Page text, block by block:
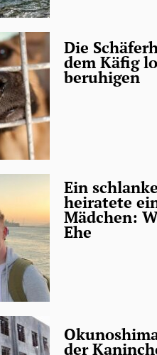
Die
dem Käfig
beruhigen
Ein
heiratete
Mädchen:
Ehe
der